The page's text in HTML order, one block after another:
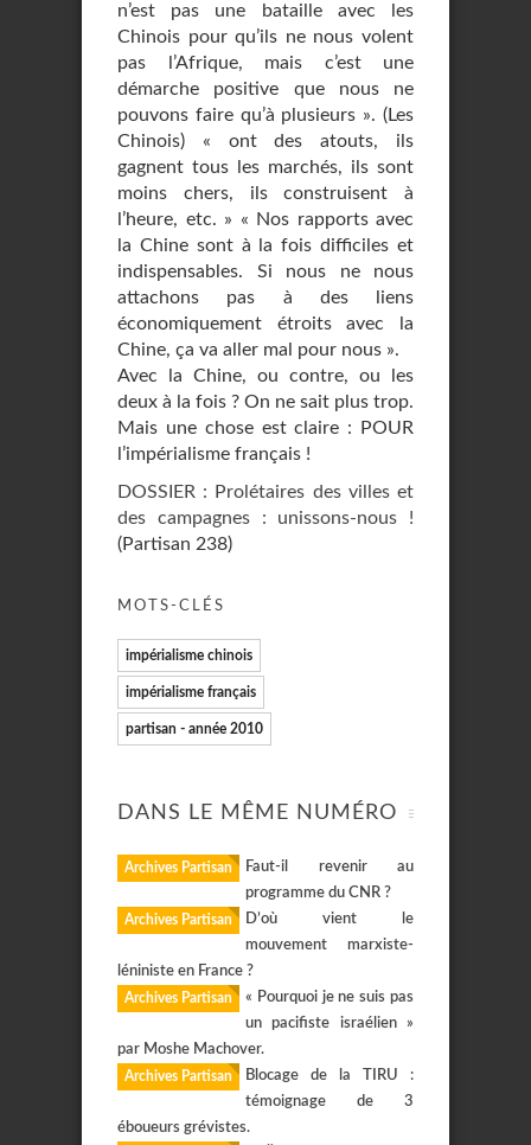
n’est pas une bataille avec les
Chinois pour qu’ils ne nous volent
pas l’Afrique, mais c’est une
démarche positive que nous ne
pouvons faire qu’à plusieurs ». (Les
Chinois) « ont des atouts, ils
gagnent tous les marchés, ils sont
moins chers, ils construisent à
l’heure, etc. » « Nos rapports avec
la Chine sont à la fois difficiles et
indispensables. Si nous ne nous
attachons pas à des liens
économiquement étroits avec la
Chine, ça va aller mal pour nous ».
Avec la Chine, ou contre, ou les
deux à la fois ? On ne sait plus trop.
Mais une chose est claire : POUR
l’impérialisme français !
DOSSIER : Prolétaires des villes et
des campagnes : unissons-nous !
(Partisan 238)
MOTS-CLÉS
impérialisme chinois
impérialisme français
partisan - année 2010
DANS LE MÊME NUMÉRO
Archives Partisan
Faut-il revenir au
programme du CNR ?
Archives Partisan
D’où vient le
mouvement marxiste-
léniniste en France ?
Archives Partisan
« Pourquoi je ne suis pas
un pacifiste israélien »
par Moshe Machover.
Archives Partisan
Blocage de la TIRU :
témoignage de 3
éboueurs grévistes.